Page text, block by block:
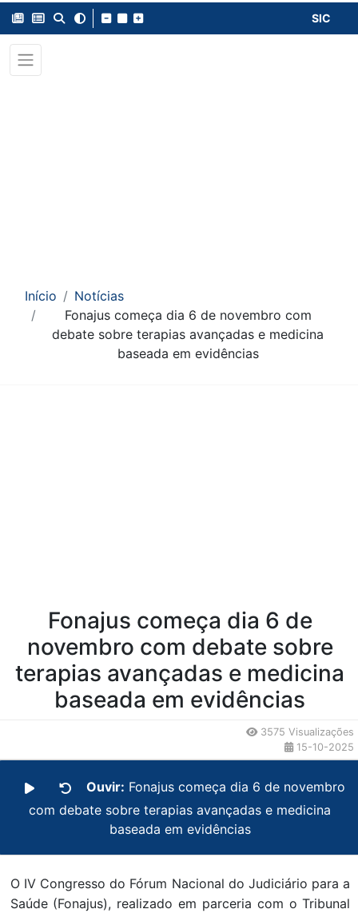
SIC
Início
Notícias
Fonajus começa dia 6 de novembro com
debate sobre terapias avançadas e medicina
baseada em evidências
Fonajus começa dia 6 de
novembro com debate sobre
terapias avançadas e medicina
baseada em evidências
3575 Visualizações
15-10-2025
Ouvir: Fonajus começa dia 6 de novembro
com debate sobre terapias avançadas e medicina
baseada em evidências
O IV Congresso do Fórum Nacional do Judiciário para a
Saúde (Fonajus), realizado em parceria com o Tribunal